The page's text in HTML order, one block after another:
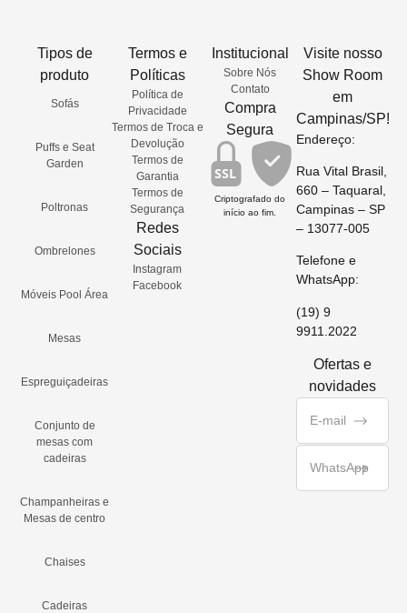
Tipos de
produto
Sofás
Puffs e Seat
Garden
Poltronas
Ombrelones
Móveis Pool Área
Mesas
Espreguiçadeiras
Conjunto de
mesas com
cadeiras
Champanheiras e
Mesas de centro
Chaises
Cadeiras
Termos e
Políticas
Política de
Privacidade
Termos de Troca e
Devolução
Termos de
Garantia
Termos de
Segurança
Redes
Sociais
Instagram
Facebook
Institucional
Sobre Nós
Contato
Compra
Segura
SSL
Criptografado do
início ao fim.
Visite nosso
Show Room
em
Campinas/SP!
Endereço:
Rua Vital Brasil,
660 – Taquaral,
Campinas – SP
– 13077-005
Telefone e
WhatsApp:
(19) 9
9911.2022
Ofertas e
novidades